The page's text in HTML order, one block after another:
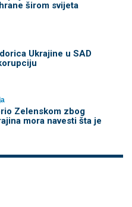
širom svijeta
Ukrajine u SAD
Zelenskom zbog
mora navesti šta je